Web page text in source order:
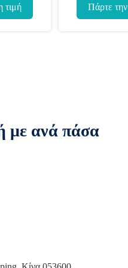
Μεταφορτώσιμο
Πάρτε την καλύτερη τιμή
με ανά πάσα